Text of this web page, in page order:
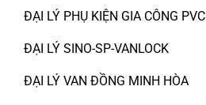
ĐẠI LÝ PHỤ KIỆN GIA CÔNG PVC
ĐẠI LÝ SINO-SP-VANLOCK
ĐẠI LÝ VAN ĐỒNG MINH HÒA